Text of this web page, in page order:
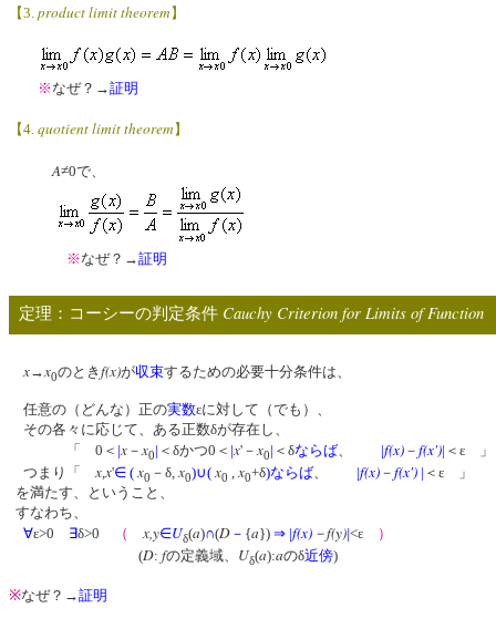
【3. product limit theorem】
※ なぜ？→証明
【4. quotient limit theorem】
A≠0で、
※ なぜ？→証明
定理：コーシーの判定条件 Cauchy Criterion for Limits of Function
x→ x0のとき f(x)が収束するための必要十分条件は、
任意の（どんな）正の実数εに対して（でも）、
その各々に応じて、ある正数δが存在し、
「 0＜ |x －x0| ＜δかつ0＜ |x'－x0| ＜δならば、 |f(x) － f(x')| ＜ε 」
つまり「 xx'∈ ( x0 －δ, x0)∪( x0 x0+δ)ならば |f(x) － f(x') | ＜ε 」
を満たす、ということ、
すなわち、
∀ε>0 ∃δ>0 （ x,y∈Uδ(a)∩(D － {a}) ⇒ |f(x) －f(y)|<ε
）
(D: fの定義域、 Uδ(a):aのδ近傍)
※なぜ？→証明